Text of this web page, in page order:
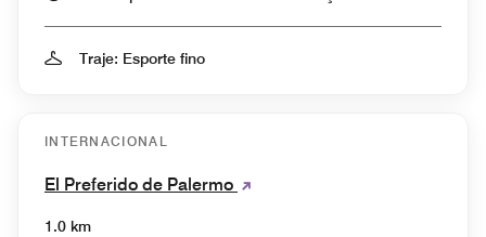
Traje: Esporte fino
INTERNACIONAL
El Preferido de Palermo
1.0 km